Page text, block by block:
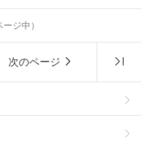
ージ中）
次のページ